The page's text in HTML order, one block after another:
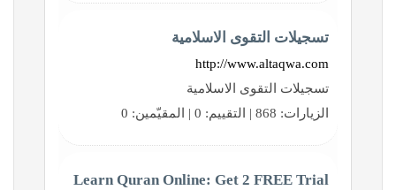
تسجيلات التقوى الاسلامية
http://www.altaqwa.com
تسجيلات التقوى الاسلامية
الزيارات: 868 | التقييم: 0 | المقيّمين: 0
Learn Quran Online: Get 2 FREE Trial